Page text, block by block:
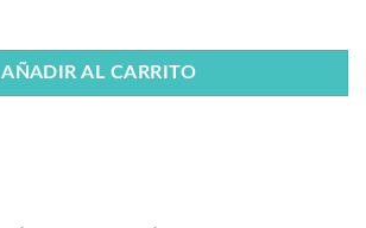
AÑADIR AL CARRITO